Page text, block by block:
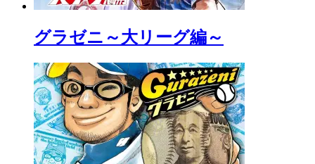
グラゼニ～大リーグ編～